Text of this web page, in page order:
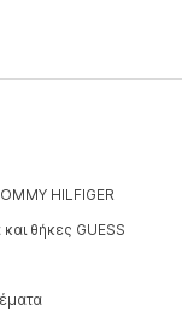
HILFIGER
θήκες GUESS